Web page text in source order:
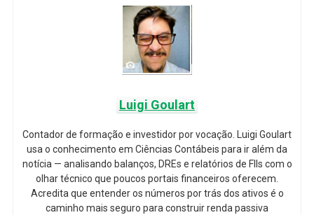
Luigi Goulart
Contador de formação e investidor por vocação. Luigi Goulart
usa o conhecimento em Ciências Contábeis para ir além da
notícia — analisando balanços, DREs e relatórios de FIIs com o
olhar técnico que poucos portais financeiros oferecem.
Acredita que entender os números por trás dos ativos é o
caminho mais seguro para construir renda passiva